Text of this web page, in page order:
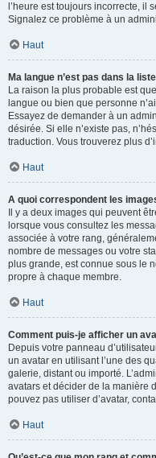
l’heure est toujours incorrecte, il
Signalez ce problème à un
Haut
Ma langue n’est pas dans la
La raison la plus probable est
langue ou bien que personne
Essayez de demander à un
désirée. Si elle n’existe pas,
traduction. Vous trouverez plus
Haut
A quoi correspondent les
Il y a deux images qui peuvent
lorsque vous consultez les
associée à votre rang,
nombre de messages ou votre
plus grande, est connue sous le
propre à chaque membre.
Haut
Comment puis-je afficher un
Depuis votre panneau
un avatar en utilisant l’une des
galerie, distant ou importé.
avatars et décider de la manière
pouvez pas utiliser d’avatar,
Haut